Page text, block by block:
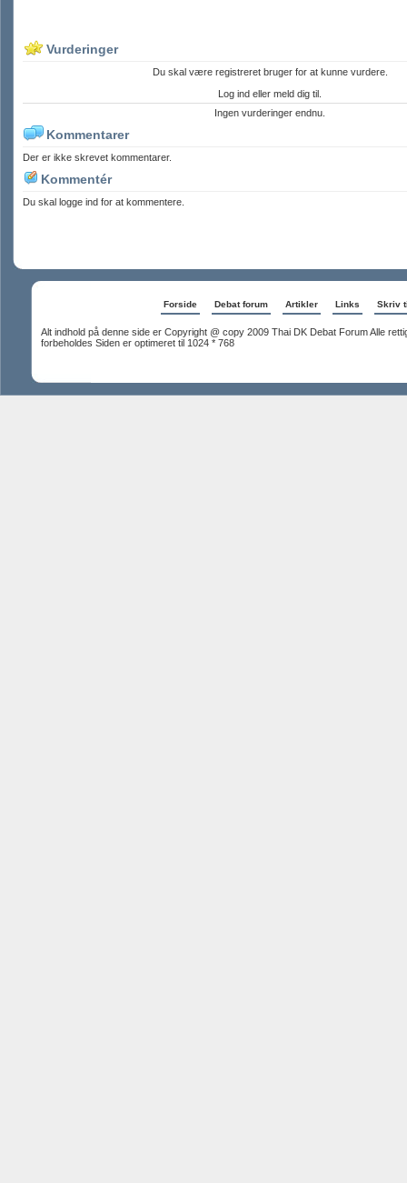
Vurderinger
Du skal være registreret bruger for at kunne vurdere.
Log ind eller meld dig til.
Ingen vurderinger endnu.
Kommentarer
Der er ikke skrevet kommentarer.
Kommentér
Du skal logge ind for at kommentere.
Forside Debat forum Artikler Links Skriv
Alt indhold på denne side er Copyright @ copy 2009 Thai DK Debat Forum Alle
forbeholdes Siden er optimeret til 1024 * 768